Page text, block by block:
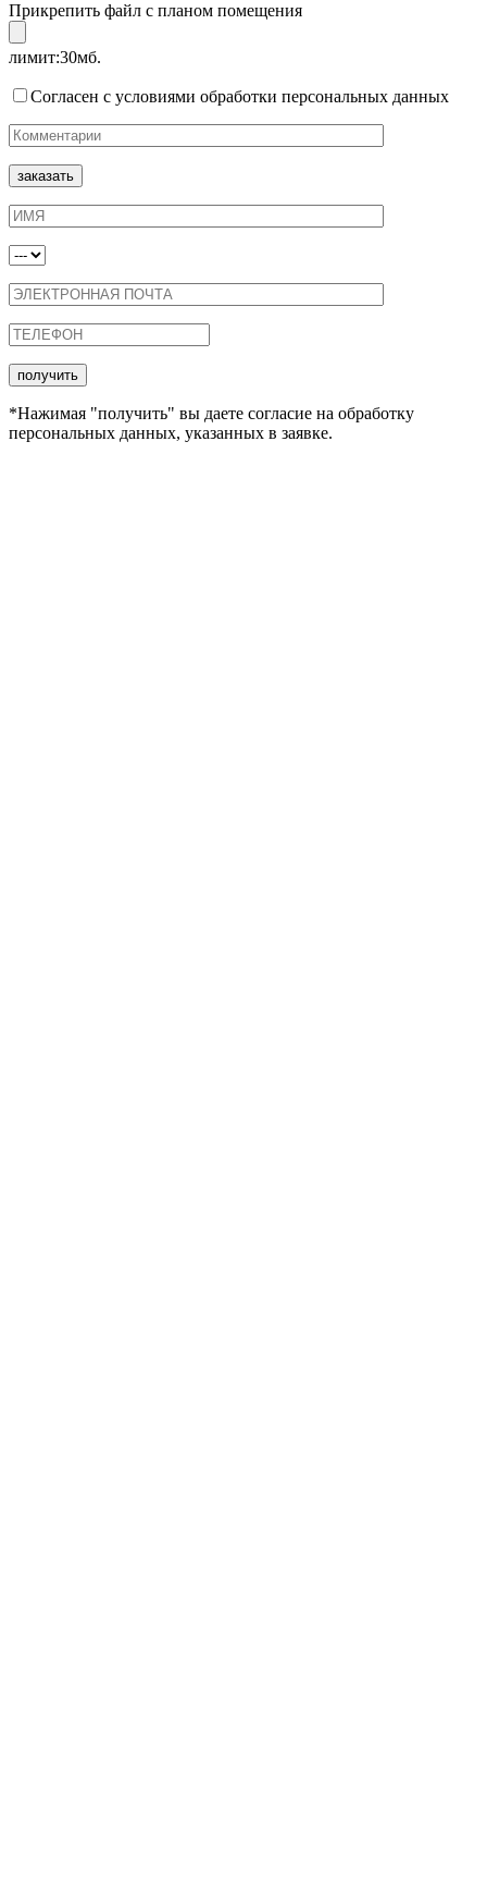
Прикрепить файл с планом помещения
лимит:30мб.
Согласен с условиями обработки персональных данных
*Нажимая "получить" вы даете согласие на обработку
персональных данных, указанных в заявке.